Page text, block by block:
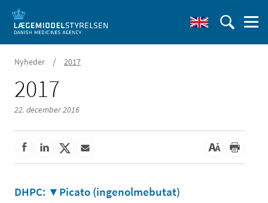
Nyheder / 2017
2017
22. december 2016
DHPC: ▼Picato (ingenolmebutat)